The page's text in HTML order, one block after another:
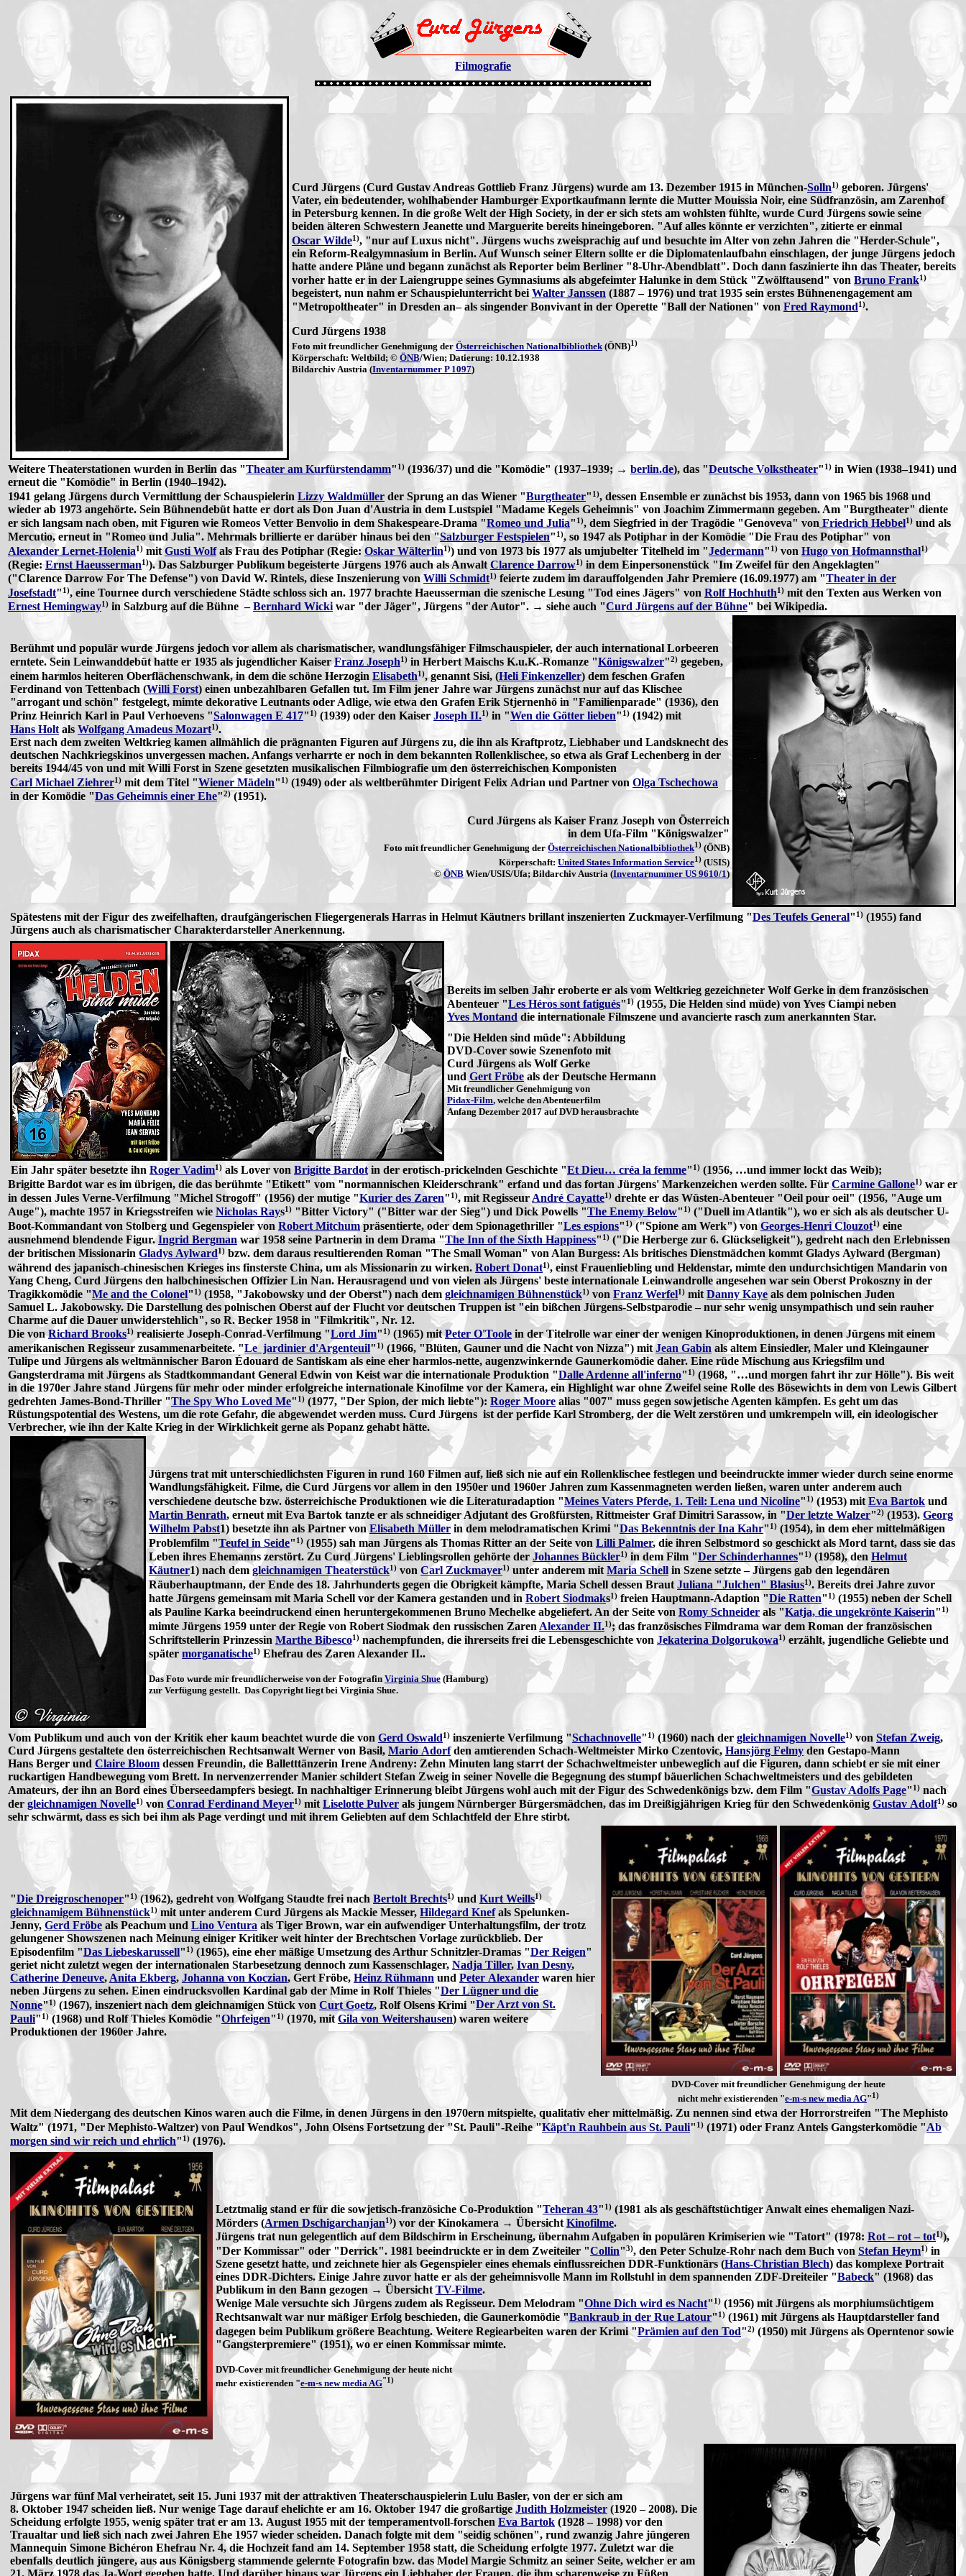
Filmografie
Curd Jürgens (Curd Gustav Andreas Gottlieb Franz Jürgens) wurde am 13. Dezember 1915 in München-Solln1) geboren. Jürgens'
Vater, ein bedeutender, wohlhabender Hamburger Exportkaufmann lernte die Mutter Mouissia Noir, eine Südfranzösin, am Zarenhof
in Petersburg kennen. In die große Welt der High Society, in der er sich stets am wohlsten fühlte, wurde Curd Jürgens sowie seine
beiden älteren Schwestern Jeanette und Marguerite bereits hineingeboren. "Auf alles könnte er verzichten", zitierte er einmal
Oscar Wilde1), "nur auf Luxus nicht". Jürgens wuchs zweisprachig auf und besuchte im Alter von zehn Jahren die "Herder-Schule",
ein Reform-Realgymnasium in Berlin. Auf Wunsch seiner Eltern sollte er die Diplomatenlaufbahn einschlagen, der junge Jürgens jedoch
hatte andere Pläne und begann zunächst als Reporter beim Berliner "8-Uhr-Abendblatt". Doch dann faszinierte ihn das Theater, bereits
vorher hatte er in der Laiengruppe seines Gymnasiums als abgefeimter Halunke in dem Stück "Zwölftausend" von Bruno Frank1)
begeistert, nun nahm er Schauspielunterricht bei Walter Janssen (1887 – 1976) und trat 1935 sein erstes Bühnenengagement am
"Metropoltheater" in Dresden an– als singender Bonvivant in der Operette "Ball der Nationen" von Fred Raymond1).
Curd Jürgens 1938
Foto mit freundlicher Genehmigung der Österreichischen Nationalbibliothek (ÖNB)1)
Körperschaft: Weltbild; © ÖNB/Wien; Datierung: 10.12.1938
Bildarchiv Austria (Inventarnummer P 1097)
Weitere Theaterstationen wurden in Berlin das "Theater am Kurfürstendamm" 1) (1936/37) und die "Komödie" (1937–1939; → berlin.de), das "Deutsche Volkstheater" 1) in Wien (1938–1941) und
erneut die "Komödie" in Berlin (1940–1942).
1941 gelang Jürgens durch Vermittlung der Schauspielerin Lizzy Waldmüller der Sprung an das Wiener "Burgtheater" 1), dessen Ensemble er zunächst bis 1953, dann von 1965 bis 1968 und
wieder ab 1973 angehörte. Sein Bühnendebüt hatte er dort als Don Juan d'Austria in dem Lustspiel "Madame Kegels Geheimnis" von Joachim Zimmermann gegeben. Am "Burgtheater" diente
er sich langsam nach oben, mit Figuren wie Romeos Vetter Benvolio in dem Shakespeare-Drama "Romeo und Julia" 1), dem Siegfried in der Tragödie "Genoveva" von Friedrich Hebbel1) und als
Mercutio, erneut in "Romeo und Julia". Mehrmals brillierte er darüber hinaus bei den "Salzburger Festspielen" 1), so 1947 als Potiphar in der Komödie "Die Frau des Potiphar" von
Alexander Lernet-Holenia1) mitGusti Wolfals Frau des Potiphar (Regie: Oskar Wälterlin1)) und von 1973 bis 1977 als umjubelter Titelheld im "Jedermann" 1) von Hugo von Hofmannsthal1)
(Regie:Ernst Haeusserman1)). Das Salzburger Publikum begeisterte Jürgens 1976 auch als Anwalt Clarence Darrow1) in dem Einpersonenstück "Im Zweifel für den Angeklagten"
("Clarence Darrow For The Defense") von David W. Rintels, diese Inszenierung von Willi Schmidt1) feierte zudem im darauffolgenden Jahr Premiere (16.09.1977) am "Theater in der
Josefstadt" 1), eine Tournee durch verschiedene Städte schloss sich an. 1977 brachte Haeusserman die szenische Lesung "Tod eines Jägers" von Rolf Hochhuth1) mit den Texten aus Werken von
Ernest Hemingway1) in Salzburg auf die Bühne –Bernhard Wicki war "der Jäger", Jürgens "der Autor". → siehe auch "Curd Jürgens auf der Bühne" bei Wikipedia.
Berühmt und populär wurde Jürgens jedoch vor allem als charismatischer, wandlungsfähiger Filmschauspieler, der auch international Lorbeeren
erntete. Sein Leinwanddebüt hatte er 1935 als jugendlicher KaiserFranz Joseph1) in Herbert Maischs K.u.K.-Romanze "Königswalzer"2) gegeben,
einem harmlos heiteren Oberflächenschwank, in dem die schöne Herzogin Elisabeth1), genannt Sisi, (Heli Finkenzeller) dem feschen Grafen
Ferdinand von Tettenbach (Willi Forst) einen unbezahlbaren Gefallen tut. Im Film jener Jahre war Jürgens zunächst nur auf das Klischee
"arrogant und schön" festgelegt, mimte dekorative Leutnants oder Adlige, wie etwa den Grafen Erik Stjernenhö in "Familienparade" (1936), den
Prinz Heinrich Karl in Paul Verhoevens "Salonwagen E 417" 1) (1939) oder den Kaiser Joseph II.1) in "Wen die Götter lieben" 1) (1942) mit
Hans Holt als Wolfgang Amadeus Mozart1).
Erst nach dem zweiten Weltkrieg kamen allmählich die prägnanten Figuren auf Jürgens zu, die ihn als Kraftprotz, Liebhaber und Landsknecht des
deutschen Nachkriegskinos unvergessen machen. Anfangs verharrte er noch in dem bekannten Rollenklischee, so etwa als Graf Lechenberg in der
bereits 1944/45 von und mit Willi Forst in Szene gesetzten musikalischen Filmbiografie um den österreichischen Komponisten
Carl Michael Ziehrer1) mit dem Titel "Wiener Mädeln" 1) (1949) oder als weltberühmter Dirigent Felix Adrian und Partner von Olga Tschechowa
in der Komödie "Das Geheimnis einer Ehe"2) (1951).
Curd Jürgens als Kaiser Franz Joseph von Österreich
in dem Ufa-Film "Königswalzer"
Foto mit freundlicher Genehmigung der Österreichischen Nationalbibliothek1) (ÖNB)
Körperschaft: United States Information Service1) (USIS)
©ÖNBWien/USIS/Ufa; Bildarchiv Austria (Inventarnummer US 9610/1)
Spätestens mit der Figur des zweifelhaften, draufgängerischen Fliegergenerals Harras in Helmut Käutners brillant inszenierten Zuckmayer-Verfilmung "Des Teufels General" 1) (1955) fand
Jürgens auch als charismatischer Charakterdarsteller Anerkennung.
Bereits im selben Jahr eroberte er als vom Weltkrieg gezeichneter Wolf Gerke in dem französischen
Abenteuer "Les Héros sont fatigués" 1) (1955, Die Helden sind müde) von Yves Ciampi neben
Yves Montand die internationale Filmszene und avancierte rasch zum anerkannten Star.
"Die Helden sind müde": Abbildung
DVD-Cover sowie Szenenfoto mit
Curd Jürgens als Wolf Gerke
und Gert Fröbe als der Deutsche Hermann
Mit freundlicher Genehmigung von
Pidax-Film, welche den Abenteuerfilm
Anfang Dezember 2017 auf DVD herausbrachte
Ein Jahr später besetzte ihn Roger Vadim1) als Lover von Brigitte Bardot in der erotisch-prickelnden Geschichte "Et Dieu… créa la femme" 1) (1956, …und immer lockt das Weib);
Brigitte Bardot war es im übrigen, die das berühmte "Etikett" vom "normannischen Kleiderschrank" erfand und das fortan Jürgens' Markenzeichen werden sollte. Für Carmine Gallone1) war er
in dessen Jules Verne-Verfilmung "Michel Strogoff" (1956) der mutige "Kurier des Zaren" 1), mit Regisseur André Cayatte1) drehte er das Wüsten-Abenteuer "Oeil pour oeil" (1956, "Auge um
Auge"), machte 1957 in Kriegsstreifen wie Nicholas Rays1) "Bitter Victory" ("Bitter war der Sieg") und Dick Powells "The Enemy Below" 1) ("Duell im Atlantik"), wo er sich als als deutscher U-
Boot-Kommandant von Stolberg und Gegenspieler von Robert Mitchumpräsentierte, oder dem Spionagethriller "Les espions" 1)("Spione am Werk") vonGeorges-Henri Clouzot1) eine
ausnehmend blendende Figur.Ingrid Bergmanwar 1958 seine Partnerin in dem Drama "The Inn of the Sixth Happiness" 1) ("Die Herberge zur 6. Glückseligkeit"), gedreht nach den Erlebnissen
der britischen Missionarin Gladys Aylward1) bzw. dem daraus resultierenden Roman "The Small Woman" von Alan Burgess: Als britisches Dienstmädchen kommt Gladys Aylward (Bergman)
während des japanisch-chinesischen Krieges ins finsterste China, um als Missionarin zu wirken. Robert Donat1), einst Frauenliebling und Heldenstar, mimte den undurchsichtigen Mandarin von
Yang Cheng, Curd Jürgens den halbchinesischen Offizier Lin Nan. Herausragend und von vielen als Jürgens' beste internationale Leinwandrolle angesehen war sein Oberst Prokoszny in der
Tragikkomödie "Me and the Colonel" 1) (1958, "Jakobowsky und der Oberst") nach dem gleichnamigen Bühnenstück1) von Franz Werfel1) mit Danny Kaye als dem polnischen Juden
Samuel L. Jakobowsky. Die Darstellung des polnischen Oberst auf der Flucht vor deutschen Truppen ist "ein bißchen Jürgens-Selbstparodie – nur sehr wenig unsympathisch und sein rauher
Charme auf die Dauer unwiderstehlich", so R. Becker 1958 in "Filmkritik", Nr. 12.
Die vonRichard Brooks1) realisierte Joseph-Conrad-Verfilmung "Lord Jim" 1) (1965) mitPeter O'Toole in der Titelrolle war einer der wenigen Kinoproduktionen, in denen Jürgens mit einem
amerikanischen Regisseur zusammenarbeitete. "Le jardinier d'Argenteuil" 1) (1966, "Blüten, Gauner und die Nacht von Nizza") mitJean Gabin als altem Einsiedler, Maler und Kleingauner
Tulipe und Jürgens als weltmännischer Baron Édouard de Santiskam als eine eher harmlos-nette, augenzwinkernde Gaunerkomödie daher. Eine rüde Mischung aus Kriegsfilm und
Gangsterdrama mit Jürgens als Stadtkommandant General Edwin von Keist war die internationale Produktion "Dalle Ardenne all'inferno" 1) (1968, "…und morgen fahrt ihr zur Hölle"). Bis weit
in die 1970er Jahre stand Jürgens für mehr oder minder erfolgreiche internationale Kinofilme vor der Kamera, ein Highlight war ohne Zweifel seine Rolle des Bösewichts in dem von Lewis Gilbert
gedrehten James-Bond-Thriller "The Spy Who Loved Me" 1) (1977, "Der Spion, der mich liebte"): Roger Moore alias "007" muss gegen sowjetische Agenten kämpfen. Es geht um das
Rüstungspotential des Westens, um die rote Gefahr, die abgewendet werden muss. Curd Jürgens ist der perfide Karl Stromberg, der die Welt zerstören und umkrempeln will, ein ideologischer
Verbrecher, wie ihn der Kalte Krieg in der Wirklichkeit gerne als Popanz gehabt hätte.
Jürgens trat mit unterschiedlichsten Figuren in rund 160 Filmen auf, ließ sich nie auf ein Rollenklischee festlegen und beeindruckte immer wieder durch seine enorme
Wandlungsfähigkeit. Filme, die Curd Jürgens vor allem in den 1950er und 1960er Jahren zum Kassenmagneten werden ließen, waren unter anderem auch
verschiedene deutsche bzw. österreichische Produktionen wie die Literaturadaption "Meines Vaters Pferde, 1. Teil: Lena und Nicoline" 1) (1953) mit Eva Bartok und
Martin Benrath, erneut mit Eva Bartok tanzte er als schneidiger Adjutant des Großfürsten, Rittmeister Graf Dimitri Sarassow, in "Der letzte Walzer"2) (1953). Georg
Wilhelm Pabst1) besetzte ihn als Partner vonElisabeth Müller in dem melodramatischen Krimi "Das Bekenntnis der Ina Kahr" 1) (1954), in dem eher mittelmäßigen
Problemfilm "Teufel in Seide" 1) (1955) sah man Jürgens als Thomas Ritter an der Seite von Lilli Palmer, die ihren Selbstmord so geschickt als Mord tarnt, dass sie das
Leben ihres Ehemanns zerstört. Zu Curd Jürgens' Lieblingsrollen gehörte der Johannes Bückler1) in dem Film "Der Schinderhannes" 1) (1958), den Helmut
Käutner1) nach dem gleichnamigen Theaterstück1) von Carl Zuckmayer1) unter anderem mit Maria Schell in Szene setzte – Jürgens gab den legendären
Räuberhauptmann, der Ende des 18. Jahrhunderts gegen die Obrigkeit kämpfte, Maria Schell dessen Braut Juliana "Julchen" Blasius1). Bereits drei Jahre zuvor
hatte Jürgens gemeinsam mit Maria Schell vor der Kamera gestanden und in Robert Siodmaks1) freien Hauptmann-Adaption "Die Ratten" 1) (1955) neben der Schell
als Pauline Karka beeindruckend einen heruntergekommenen Bruno Mechelke abgeliefert. An der Seite von Romy Schneider als "Katja, die ungekrönte Kaiserin" 1)
mimte Jürgens 1959 unter der Regie von Robert Siodmak den russischen Zaren Alexander II.1); das französisches Filmdrama war dem Roman der französischen
Schriftstellerin Prinzessin Marthe Bibesco1) nachempfunden, die ihrerseits frei die Lebensgeschichte von Jekaterina Dolgorukowa1) erzählt, jugendliche Geliebte und
später morganatische1) Ehefrau des Zaren Alexander II..
Das Foto wurde mir freundlicherweise von der Fotografin Virginia Shue (Hamburg)
zur Verfügung gestellt. Das Copyright liegt bei Virginia Shue.
Vom Publikum und auch von der Kritik eher kaum beachtet wurde die von Gerd Oswald1) inszenierte Verfilmung "Schachnovelle" 1) (1960) nach der gleichnamigen Novelle1) von Stefan Zweig,
Curd Jürgens gestaltete den österreichischen Rechtsanwalt Werner von Basil, Mario Adorfden amtierenden Schach-Weltmeister Mirko Czentovic, Hansjörg Felmy den Gestapo-Mann
Hans Berger und Claire Bloom dessen Freundin, die Balletttänzerin Irene Andreny: Zehn Minuten lang starrt der Schachweltmeister unbeweglich auf die Figuren, dann schiebt er sie mit einer
ruckartigen Handbewegung vom Brett. In nervenzerrender Manier schildert Stefan Zweig in seiner Novelle die Begegnung des stumpf bäuerlichen Schachweltmeisters und des gebildeten
Amateurs, der ihn an Bord eines Überseedampfers besiegt. In nachhaltiger Erinnerung bleibt Jürgens wohl auch mit der Figur des Schwedenkönigs bzw. dem Film "Gustav Adolfs Page" 1) nach
der gleichnamigen Novelle1)von Conrad Ferdinand Meyer1) mit Liselotte Pulver als jungem Nürnberger Bürgersmädchen, das im Dreißigjährigen Krieg für den Schwedenkönig Gustav Adolf1)so
sehr schwärmt, dass es sich bei ihm als Page verdingt und mit ihrem Geliebten auf dem Schlachtfeld der Ehre stirbt.
"Die Dreigroschenoper" 1)(1962), gedreht von Wolfgang Staudte frei nach Bertolt Brechts1) und Kurt Weills1)
gleichnamigem Bühnenstück1)mit unter anderem Curd Jürgens als Mackie Messer, Hildegard Knefals Spelunken-
Jenny, Gerd Fröbe als Peachum und Lino Venturaals Tiger Brown, war ein aufwendiger Unterhaltungsfilm, der trotz
gelungener Showszenen nach Meinung einiger Kritiker weit hinter der Brechtschen Vorlage zurückblieb. Der
Episodenfilm "Das Liebeskarussell" 1) (1965), eine eher mäßige Umsetzung des Arthur Schnitzler-Dramas "Der Reigen"
geriet nicht zuletzt wegen der internationalen Starbesetzung dennoch zum Kassenschlager, Nadja Tiller,Ivan Desny,
Catherine Deneuve, Anita Ekberg, Johanna von Koczian, Gert Fröbe, Heinz Rühmann und Peter Alexander waren hier
neben Jürgens zu sehen. Einen eindrucksvollen Kardinal gab der Mime in Rolf Thieles "Der Lügner und die
Nonne"1) (1967), inszeniert nach dem gleichnamigen Stück von Curt Goetz, Rolf Olsens Krimi "Der Arzt von St.
Pauli" 1) (1968) und Rolf Thieles Komödie "Ohrfeigen" 1) (1970, mitGila von Weitershausen) waren weitere
Produktionen der 1960er Jahre.
DVD-Cover mit freundlicher Genehmigung der heute
nicht mehr existierenden "e-m-s new media AG"1)
Mit dem Niedergang des deutschen Kinos waren auch die Filme, in denen Jürgens in den 1970ern mitspielte, qualitativ eher mittelmäßig. Zu nennen sind etwa der Horrorstreifen "The Mephisto
Waltz" (1971, "Der Mephisto-Waltzer) von Paul Wendkos", John Olsens Fortsetzung der "St. Pauli"-Reihe "Käpt'n Rauhbein aus St. Pauli" 1) (1971) oder Franz Antels Gangsterkomödie "Ab
morgen sind wir reich und ehrlich" 1) (1976).
Letztmalig stand er für die sowjetisch-französiche Co-Produktion "Teheran 43" 1) (1981 als als geschäftstüchtiger Anwalt eines ehemaligen Nazi-
Mörders (Armen Dschigarchanjan1)) vor der Kinokamera → ÜbersichtKinofilme.
Jürgens trat nun gelegentlich auf dem Bildschirm in Erscheinung, übernahm Aufgaben in populären Krimiserien wie "Tatort" (1978: Rot – rot – tot1)),
"Der Kommissar" oder "Derrick". 1981 beeindruckte er in dem Zweiteiler "Collin"3), den Peter Schulze-Rohr nach dem Buch von Stefan Heym1) in
Szene gesetzt hatte, und zeichnete hier als Gegenspieler eines ehemals einflussreichen DDR-Funktionärs (Hans-Christian Blech) das komplexe Portrait
eines DDR-Dichters. Einige Jahre zuvor hatte er als der geheimnisvolle Mann im Rollstuhl in dem spannenden ZDF-Dreiteiler "Babeck" (1968) das
Publikum in den Bann gezogen → Übersicht TV-Filme.
Wenige Male versuchte sich Jürgens zudem als Regisseur. Dem Melodram "Ohne Dich wird es Nacht"1) (1956) mit Jürgens als morphiumsüchtigem
Rechtsanwalt war nur mäßiger Erfolg beschieden, die Gaunerkomödie "Bankraub in der Rue Latour" 1) (1961) mit Jürgens als Hauptdarsteller fand
dagegen beim Publikum größere Beachtung. Weitere Regiearbeiten waren der Krimi "Prämien auf den Tod"2) (1950) mit Jürgens als Operntenor sowie
"Gangsterpremiere" (1951), wo er einen Kommissar mimte.
DVD-Cover mit freundlicher Genehmigung der heute nicht
mehr existierenden "e-m-s new media AG"1)
Jürgens war fünf Mal verheiratet, seit 15. Juni 1937 mit der attraktiven Theaterschauspielerin Lulu Basler, von der er sich am
8. Oktober 1947 scheiden ließ. Nur wenige Tage darauf ehelichte er am 16. Oktober 1947 die großartige Judith Holzmeister (1920 – 2008). Die
Scheidung erfolgte 1955, wenig später trat er am 13. August 1955 mit der temperamentvoll-forschen Eva Bartok (1928 – 1998) vor den
Traualtar und ließ sich nach zwei Jahren Ehe 1957 wieder scheiden. Danach folgte mit dem "seidig schönen", rund zwanzig Jahre jüngeren
Mannequin Simone Bichéron Ehefrau Nr. 4, die Hochzeit fand am 14. September 1958 statt, die Scheidung erfolgte 1977. Zuletzt war die
ebenfalls deutlich jüngere, aus aus Königsberg stammende gelernte Fotografin bzw. das Model Margie Schmitz an seiner Seite, welcher er am